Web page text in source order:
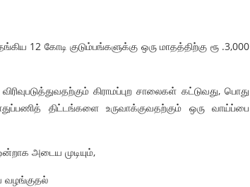
12 கோடி குடும்பங்களுக்கு ஒரு மாதத்திற்கு ரூ .3,000
கிராமப்புற சாலைகள் கட்டுவது, பொது
திட்டங்களை உருவாக்குவதற்கும் ஒரு வாய்ப்பை
அடைய முடியும்,
வழங்குதல்